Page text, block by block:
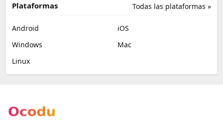
Todas las plataformas »
Plataformas
Android
iOS
Windows
Mac
Linux